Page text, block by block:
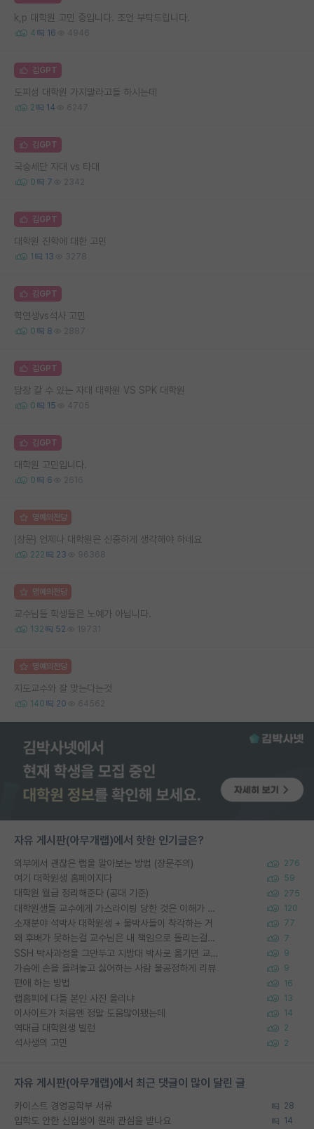
k,p 대학원 고민 중입니다. 조언 부탁드립니다.
4 16 4946
김GPT
도피성 대학원 가지말라고들 하시는데
2 14 6247
김GPT
국숭세단 자대 vs 타대
0 7 2342
김GPT
대학원 진학에 대한 고민
1 13 3278
김GPT
학연생vs석사 고민
0 8 2887
김GPT
당장 갈 수 있는 자대 대학원 VS SPK 대학원
0 15 4705
김GPT
대학원 고민입니다.
0 6 2616
명예의전당
(장문) 언제나 대학원은 신중하게 생각해야 하네요
222 23 96368
명예의전당
교수님들 학생들은 노예가 아닙니다.
132 52 19731
명예의전당
지도교수와 잘 맞는다는것
140 20 64562
자유 게시판(아무개랩)에서 핫한 인기글은?
외부에서 괜찮은 랩을 알아보는 방법 (장문주의) 276
여기 대학원생 홈페이지다 59
대학원 월급 정리해준다 (공대 기준) 275
대학원생들 교수에게 가스라이팅 당한 것은 이해가 갑니다. 안타깝네요. 120
소재분야 석박사 대학원생 + 물박사들이 착각하는 거 77
왜 후배가 못하는걸 교수님은 내 책임으로 돌리는걸까요? 7
SSH 박사과정을 그만두고 지방대 박사로 옮기면 교수의 꿈은 끝일까요? 9
가슴에 손을 올려놓고 싫어하는 사람 불공정하게 리뷰 9
편애 하는 방법 16
랩홈피에 다들 본인 사진 올리냐 13
이사이트가 처음엔 정말 도움많이됐는데 14
역대급 대학원생 빌런 2
석사생의 고민 2
자유 게시판(아무개랩)에서 최근 댓글이 많이 달린 글
카이스트 경영공학부 서류 28
입학도 안한 신입생이 원래 관심을 받나요 14